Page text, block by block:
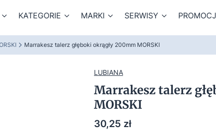
KATEGORIE MARKI SERWISY
Marrakesz talerz głęboki okrągły 200mm MORSKI
LUBIANA
Marrakesz talerz
MORSKI
Cena
30,25 zł